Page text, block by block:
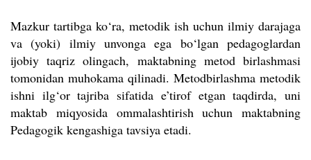
Mazkur tartibga ko‘ra, metodik ish uchun ilmiy darajaga
va (yoki) ilmiy unvonga ega bo‘lgan pedagoglardan
ijobiy taqriz olingach, maktabning metod birlashmasi
tomonidan muhokama qilinadi. Metodbirlashma metodik
ishni ilg‘or tajriba sifatida e’tirof etgan taqdirda, uni
maktab miqyosida ommalashtirish uchun maktabning
Pedagogik kengashiga tavsiya etadi.